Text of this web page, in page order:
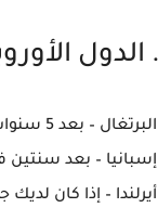
البرتغال – بعد 5 سنوات فقط من الإقامة.
إسبانيا – بعد سنتين
أيرلندا – إذا كان لديك